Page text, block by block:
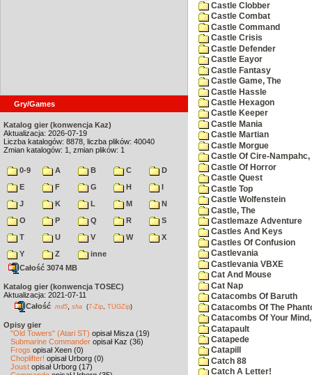
Gry/Games
Katalog gier (konwencja Kaz)
Aktualizacja: 2026-07-19
Liczba katalogów: 8878, liczba plików: 40040
Zmian katalogów: 1, zmian plików: 1
0-9 A B C
D
E
F G H
I
J
K L M
N
O
P Q R
S
T
U V W
X
Y
Z
inne
Całość 3074 MB
Katalog gier (konwencja TOSEC)
Aktualizacja: 2021-07-11
Całość md5 sha (7-Zip TUGZip)
Opisy gier
"Old Towers" (Atari ST) opisał Misza (19)
Submarine Commander opisał Kaz (36)
Frogs opisał Xeen (0)
Choplifter! opisał Urborg (0)
Joust opisał Urborg (17)
Castle Clobber
Castle Combat
Castle Command
Castle Crisis
Castle Defender
Castle Eayor
Castle Fantasy
Castle Game, The
Castle Hassle
Castle Hexagon
Castle Keeper
Castle Mania
Castle Martian
Castle Morgue
Castle Of Cire-Nampahc,
Castle Of Horror
Castle Quest
Castle Top
Castle Wolfenstein
Castle, The
Castlemaze Adventure
Castles And Keys
Castles Of Confusion
Castlevania
Castlevania VBXE
Cat And Mouse
Cat Nap
Catacombs Of Baruth
Catacombs Of The
Catacombs Of Your
Catapault
Catapede
Catapill
Catch 88
Catch A Letter!